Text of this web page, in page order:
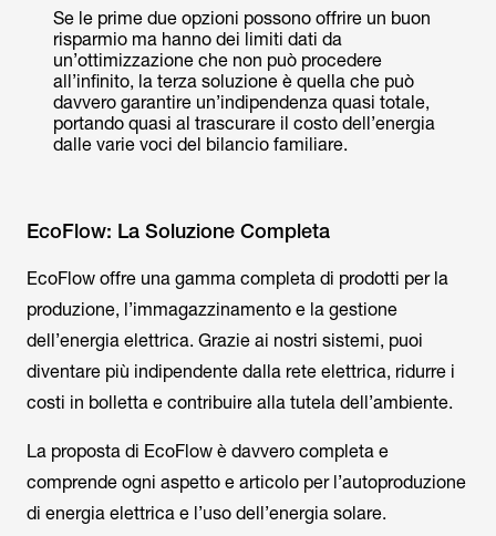
Se le prime due opzioni possono offrire un buon
risparmio ma hanno dei limiti dati da
un’ottimizzazione che non può procedere
all’infinito, la terza soluzione è quella che può
davvero garantire un’indipendenza quasi totale,
portando quasi al trascurare il costo dell’energia
dalle varie voci del bilancio familiare.
EcoFlow: La Soluzione Completa
EcoFlow offre una gamma completa di prodotti per la
produzione, l’immagazzinamento e la gestione
dell’energia elettrica. Grazie ai nostri sistemi, puoi
diventare più indipendente dalla rete elettrica, ridurre i
costi in bolletta e contribuire alla tutela dell’ambiente.
La proposta di EcoFlow è davvero completa e
comprende ogni aspetto e articolo per l’autoproduzione
di energia elettrica e l’uso dell’energia solare.